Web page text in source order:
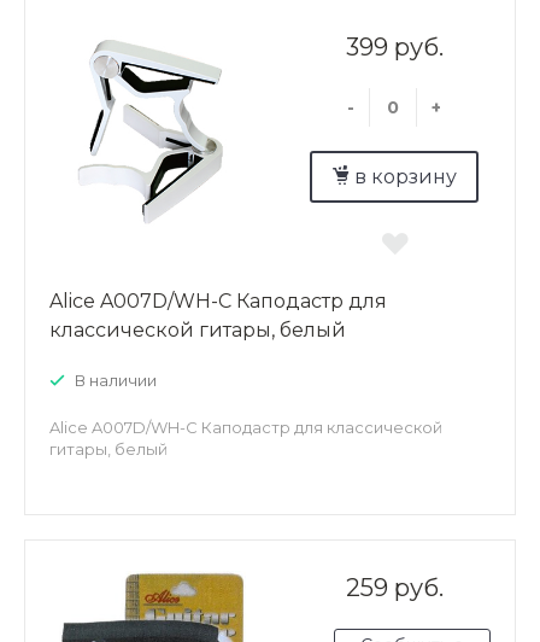
399 руб.
- +
в корзину
Alice A007D/WH-C Каподастр для
классической гитары, белый
В наличии
Alice A007D/WH-C Каподастр для классической
гитары, белый
259 руб.